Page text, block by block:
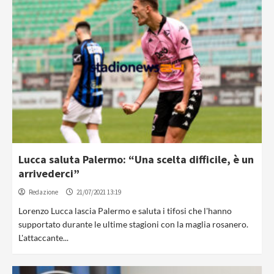
Lucca saluta Palermo: “Una scelta difficile, è un
arrivederci”
Redazione 21/07/2021 13:19
Lorenzo Lucca lascia Palermo e saluta i tifosi che l'hanno
supportato durante le ultime stagioni con la maglia rosanero.
L'attaccante...